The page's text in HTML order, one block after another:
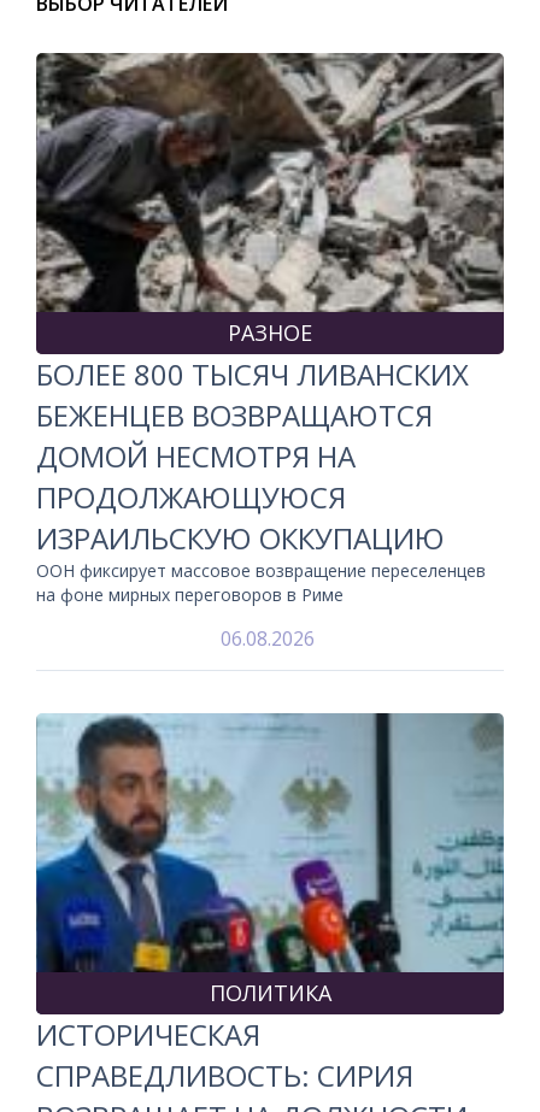
РАЗНОЕ
БОЛЕЕ 800 ТЫСЯЧ ЛИВАНСКИХ
БЕЖЕНЦЕВ ВОЗВРАЩАЮТСЯ
ДОМОЙ НЕСМОТРЯ НА
ПРОДОЛЖАЮЩУЮСЯ
ИЗРАИЛЬСКУЮ ОККУПАЦИЮ
ООН фиксирует массовое возвращение переселенцев
на фоне мирных переговоров в Риме
06.08.2026
ПОЛИТИКА
ИСТОРИЧЕСКАЯ
СПРАВЕДЛИВОСТЬ: СИРИЯ